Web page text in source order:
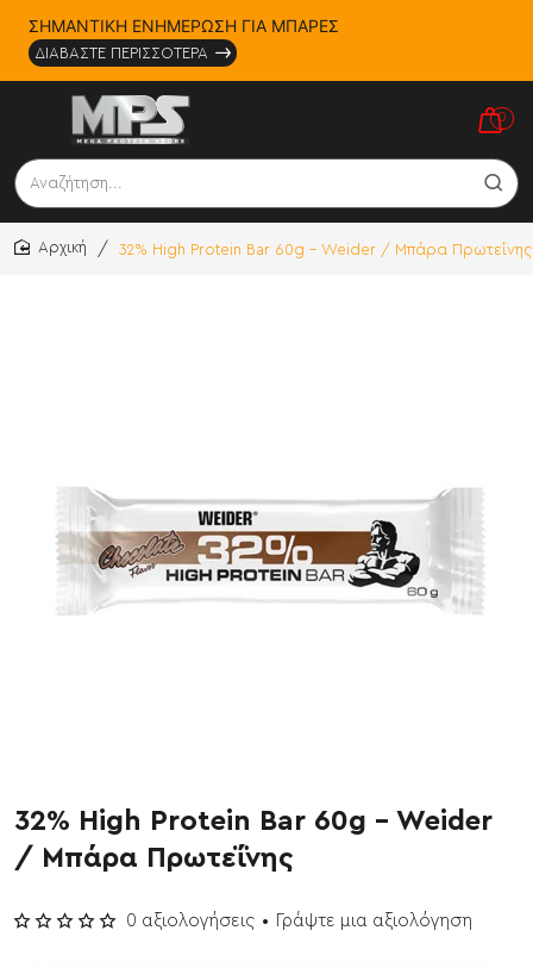
ΣΗΜΑΝΤΙΚΗ ΕΝΗΜΕΡΩΣΗ ΓΙΑ ΜΠΑΡΕΣ
ΔΙΑΒΑΣΤΕ ΠΕΡΙΣΣΟΤΕΡΑ
0
Αναζήτηση...
32% High Protein Bar 60g - Weider / Μπάρα Πρωτεΐνης
32% High Protein Bar 60g - Weider
/ Μπάρα Πρωτεΐνης
0 αξιολογήσεις • Γράψτε μια αξιολόγηση